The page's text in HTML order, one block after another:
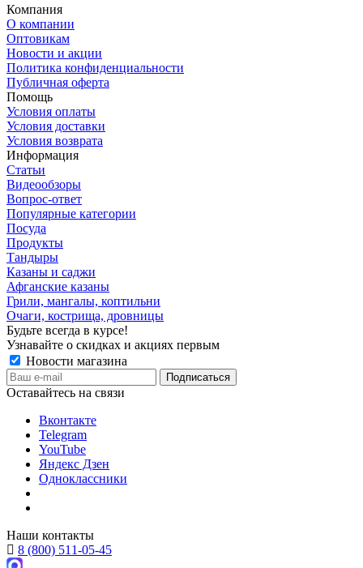
Компания
О компании
Оптовикам
Новости и акции
Политика конфиденциальности
Публичная оферта
Помощь
Условия оплаты
Условия доставки
Условия возврата
Информация
Статьи
Видеообзоры
Вопрос-ответ
Популярные категории
Посуда
Продукты
Тандыры
Казаны и саджи
Афганские казаны
Грили, мангалы, коптильни
Очаги, кострища, дровницы
Будьте всегда в курсе!
Узнавайте о скидках и акциях первым
Новости магазина
Оставайтесь на связи
Вконтакте
Telegram
YouTube
Яндекс Дзен
Одноклассники
Наши контакты
8 (800) 511-05-45